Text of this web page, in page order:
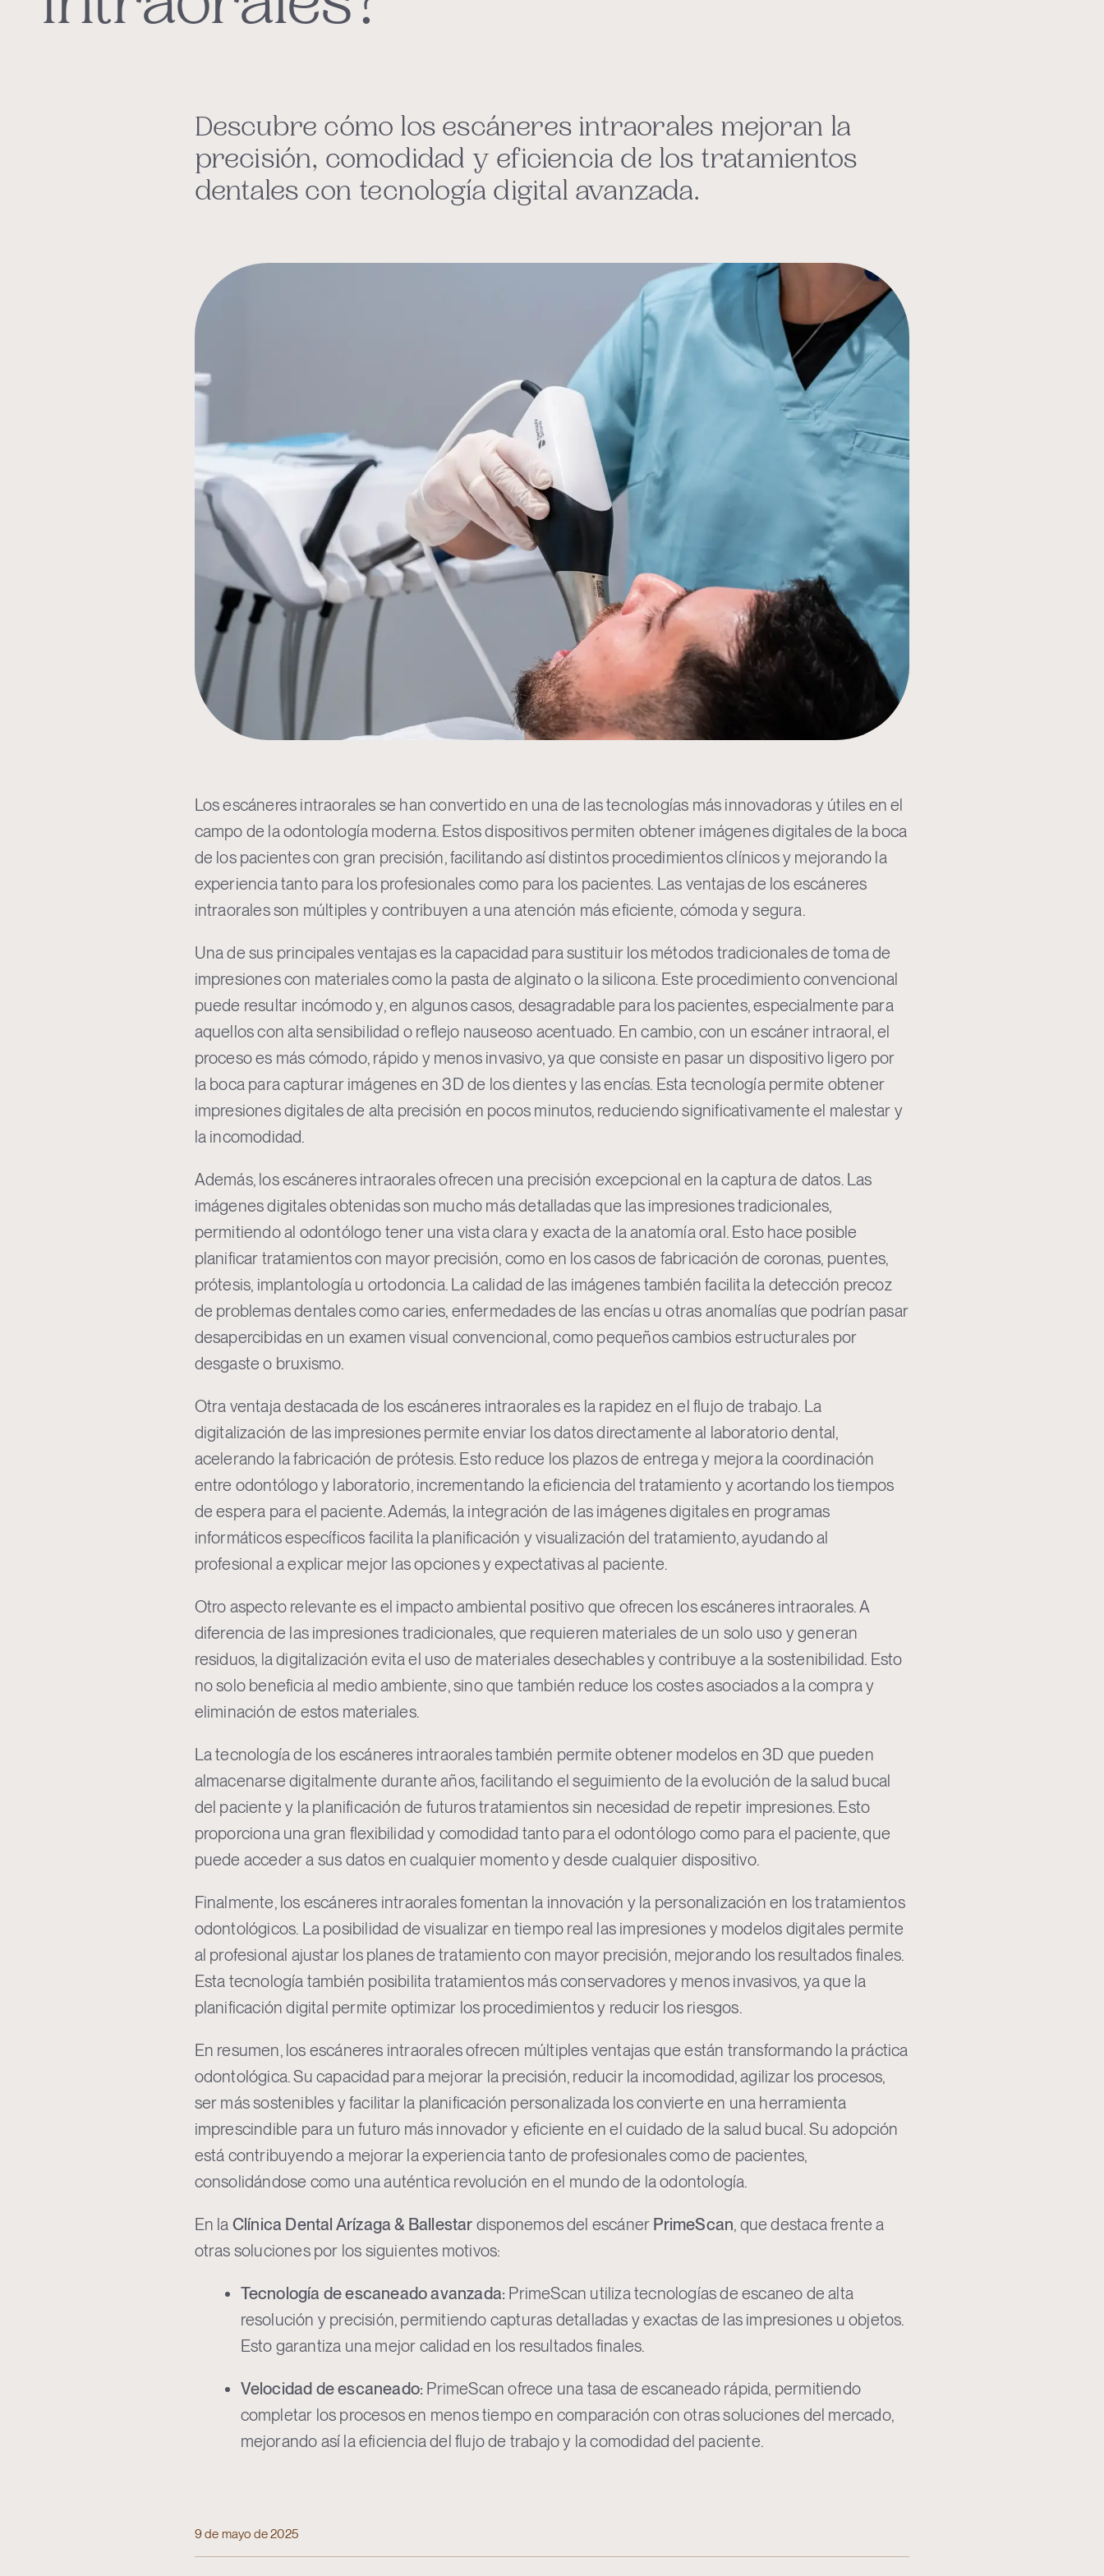
Descubre cómo los escáneres intraorales mejoran la
precisión, comodidad y eficiencia de los tratamientos
dentales con tecnología digital avanzada.
Los escáneres intraorales se han convertido en una de las tecnologías más innovadoras y útiles en el
campo de la odontología moderna. Estos dispositivos permiten obtener imágenes digitales de la boca
de los pacientes con gran precisión, facilitando así distintos procedimientos clínicos y mejorando la
experiencia tanto para los profesionales como para los pacientes. Las ventajas de los escáneres
intraorales son múltiples y contribuyen a una atención más eficiente, cómoda y segura.
Una de sus principales ventajas es la capacidad para sustituir los métodos tradicionales de toma de
impresiones con materiales como la pasta de alginato o la silicona. Este procedimiento convencional
puede resultar incómodo y, en algunos casos, desagradable para los pacientes, especialmente para
aquellos con alta sensibilidad o reflejo nauseoso acentuado. En cambio, con un escáner intraoral, el
proceso es más cómodo, rápido y menos invasivo, ya que consiste en pasar un dispositivo ligero por
la boca para capturar imágenes en 3D de los dientes y las encías. Esta tecnología permite obtener
impresiones digitales de alta precisión en pocos minutos, reduciendo significativamente el malestar y
la incomodidad.
Además, los escáneres intraorales ofrecen una precisión excepcional en la captura de datos. Las
imágenes digitales obtenidas son mucho más detalladas que las impresiones tradicionales,
permitiendo al odontólogo tener una vista clara y exacta de la anatomía oral. Esto hace posible
planificar tratamientos con mayor precisión, como en los casos de fabricación de coronas, puentes,
prótesis, implantología u ortodoncia. La calidad de las imágenes también facilita la detección precoz
de problemas dentales como caries, enfermedades de las encías u otras anomalías que podrían pasar
desapercibidas en un examen visual convencional, como pequeños cambios estructurales por
desgaste o bruxismo.
Otra ventaja destacada de los escáneres intraorales es la rapidez en el flujo de trabajo. La
digitalización de las impresiones permite enviar los datos directamente al laboratorio dental,
acelerando la fabricación de prótesis. Esto reduce los plazos de entrega y mejora la coordinación
entre odontólogo y laboratorio, incrementando la eficiencia del tratamiento y acortando los tiempos
de espera para el paciente. Además, la integración de las imágenes digitales en programas
informáticos específicos facilita la planificación y visualización del tratamiento, ayudando al
profesional a explicar mejor las opciones y expectativas al paciente.
Otro aspecto relevante es el impacto ambiental positivo que ofrecen los escáneres intraorales. A
diferencia de las impresiones tradicionales, que requieren materiales de un solo uso y generan
residuos, la digitalización evita el uso de materiales desechables y contribuye a la sostenibilidad. Esto
no solo beneficia al medio ambiente, sino que también reduce los costes asociados a la compra y
eliminación de estos materiales.
La tecnología de los escáneres intraorales también permite obtener modelos en 3D que pueden
almacenarse digitalmente durante años, facilitando el seguimiento de la evolución de la salud bucal
del paciente y la planificación de futuros tratamientos sin necesidad de repetir impresiones. Esto
proporciona una gran flexibilidad y comodidad tanto para el odontólogo como para el paciente, que
puede acceder a sus datos en cualquier momento y desde cualquier dispositivo.
Finalmente, los escáneres intraorales fomentan la innovación y la personalización en los tratamientos
odontológicos. La posibilidad de visualizar en tiempo real las impresiones y modelos digitales permite
al profesional ajustar los planes de tratamiento con mayor precisión, mejorando los resultados finales.
Esta tecnología también posibilita tratamientos más conservadores y menos invasivos, ya que la
planificación digital permite optimizar los procedimientos y reducir los riesgos.
En resumen, los escáneres intraorales ofrecen múltiples ventajas que están transformando la práctica
odontológica. Su capacidad para mejorar la precisión, reducir la incomodidad, agilizar los procesos,
ser más sostenibles y facilitar la planificación personalizada los convierte en una herramienta
imprescindible para un futuro más innovador y eficiente en el cuidado de la salud bucal. Su adopción
está contribuyendo a mejorar la experiencia tanto de profesionales como de pacientes,
consolidándose como una auténtica revolución en el mundo de la odontología.
En la Clínica Dental Arízaga & Ballestar disponemos del escáner PrimeScan, que destaca frente a
otras soluciones por los siguientes motivos:
Tecnología de escaneado avanzada: PrimeScan utiliza tecnologías de escaneo de alta
resolución y precisión, permitiendo capturas detalladas y exactas de las impresiones u objetos.
Esto garantiza una mejor calidad en los resultados finales.
Velocidad de escaneado: PrimeScan ofrece una tasa de escaneado rápida, permitiendo
completar los procesos en menos tiempo en comparación con otras soluciones del mercado,
mejorando así la eficiencia del flujo de trabajo y la comodidad del paciente.
9 de mayo de 2025